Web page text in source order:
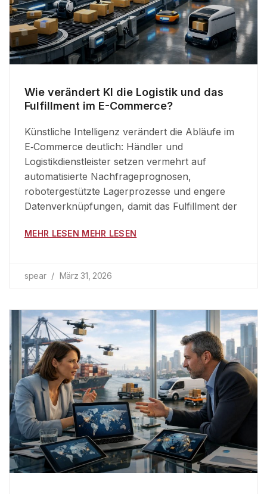
Wie verändert KI die Logistik und das
Fulfillment im E-Commerce?
Künstliche Intelligenz verändert die Abläufe im
E‑Commerce deutlich: Händler und
Logistikdienstleister setzen vermehrt auf
automatisierte Nachfrageprognosen,
robotergestützte Lagerprozesse und engere
Datenverknüpfungen, damit das Fulfillment der
MEHR LESEN MEHR LESEN
spear März 31, 2026